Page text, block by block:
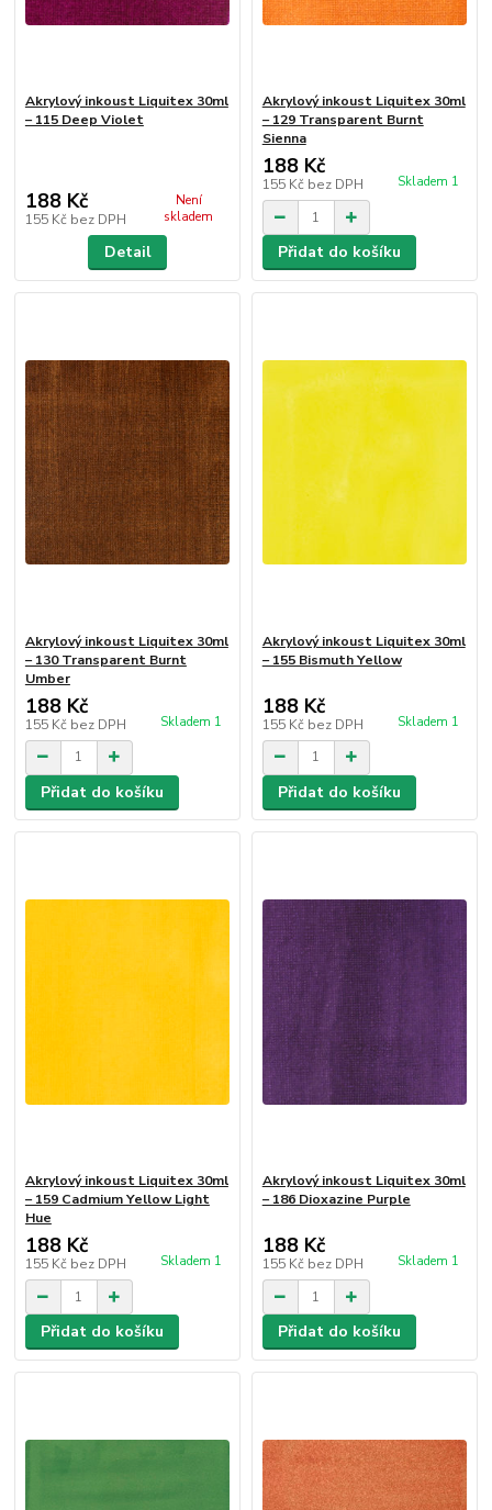
Akrylový inkoust Liquitex 30ml
– 115 Deep Violet
188 Kč
155 Kč bez DPH
Není
skladem
Detail
Akrylový inkoust Liquitex 30ml
– 129 Transparent Burnt
Sienna
188 Kč
155 Kč bez DPH Skladem 1
Přidat do košíku
Akrylový inkoust Liquitex 30ml
– 130 Transparent Burnt
Umber
188 Kč
155 Kč bez DPH Skladem 1
Přidat do košíku
Akrylový inkoust Liquitex 30ml
– 155 Bismuth Yellow
188 Kč
155 Kč bez DPH Skladem 1
Přidat do košíku
Akrylový inkoust Liquitex 30ml
– 159 Cadmium Yellow Light
Hue
188 Kč
155 Kč bez DPH Skladem 1
Přidat do košíku
Akrylový inkoust Liquitex 30ml
– 186 Dioxazine Purple
188 Kč
155 Kč bez DPH Skladem 1
Přidat do košíku